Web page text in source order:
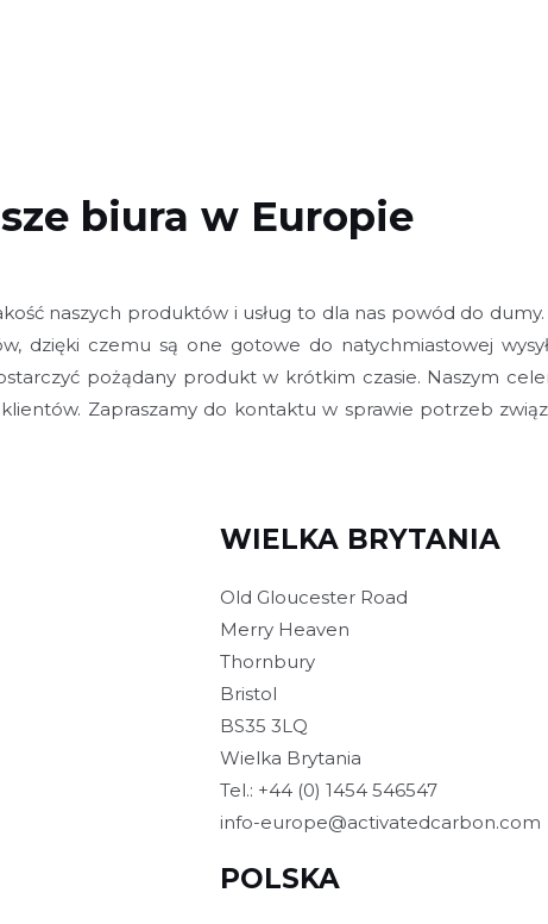
biura w Europie
naszych produktów i usług to dla nas powód do
dzięki czemu są one gotowe do natychmiastowej
pożądany produkt w krótkim czasie. Naszym
Zapraszamy do kontaktu w sprawie potrzeb
WIELKA BRYTANIA
Old Gloucester Road
Merry Heaven
Thornbury
Bristol
BS35 3LQ
Wielka Brytania
Tel.: +44 (0) 1454 546547
info-europe@activatedcarbon.com
POLSKA